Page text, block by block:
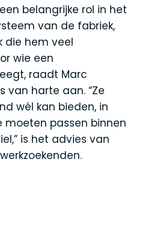
belangrijke rol in het
van de fabriek,
die hem veel
wie een
raadt Marc
van harte aan. “Ze
wél kan bieden, in
passen binnen
is het advies van